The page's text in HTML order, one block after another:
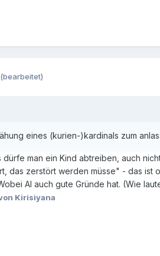
(bearbeitet)
eines (kurien-)kardinals zum
man ein Kind abtreiben, auch
das zerstört werden müsse" - das ist
AI auch gute Gründe hat. (Wie
Kirisiyana